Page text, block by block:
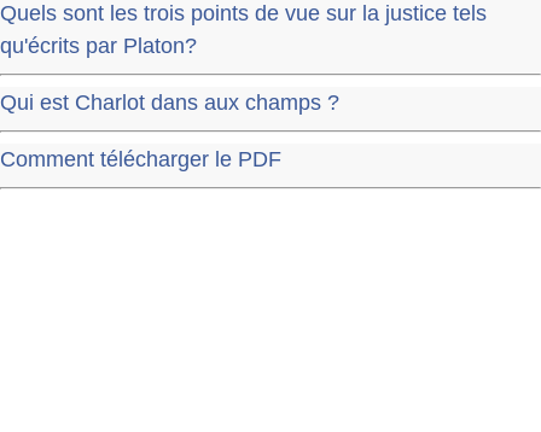
Quels sont les trois points de vue sur la justice tels
qu'écrits par Platon?
Qui est Charlot dans aux champs ?
Comment télécharger le PDF